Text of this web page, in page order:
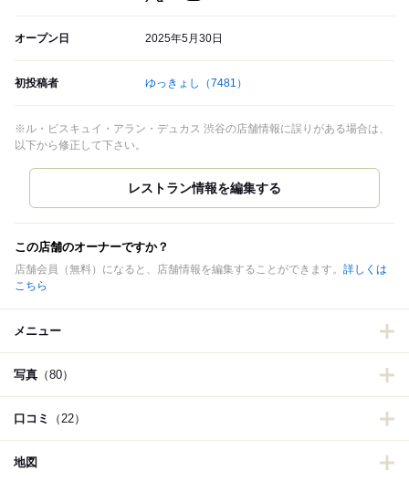
オープン日 2025年5月30日
初投稿者 ゆっきょし （7481）
※ル・ビスキュイ・アラン・デュカス 渋谷の店舗情報に誤りがある場合は、
以下から修正して下さい。
この店舗のオーナーですか？
店舗会員（無料）になると、店舗情報を編集することができます。 詳しくは
こちら
メニュー
写真 （80）
口コミ （22）
地図